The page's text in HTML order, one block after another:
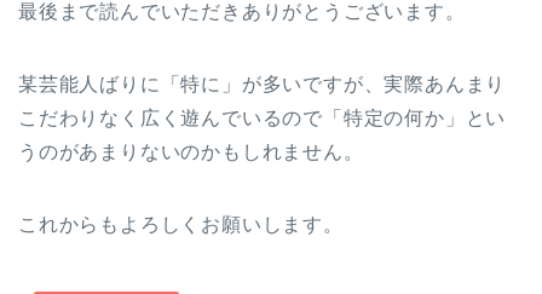
最後まで読んでいただきありがとうございます。
某芸能人ばりに「特に」が多いですが、実際あんまり
こだわりなく広く遊んでいるので「特定の何か」とい
うのがあまりないのかもしれません。
これからもよろしくお願いします。